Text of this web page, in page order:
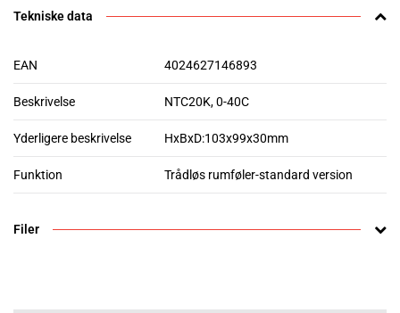
Tekniske data
EAN 4024627146893
Beskrivelse NTC20K, 0-40C
Yderligere beskrivelse HxBxD:103x99x30mm
Funktion Trådløs rumføler-standard version
Filer